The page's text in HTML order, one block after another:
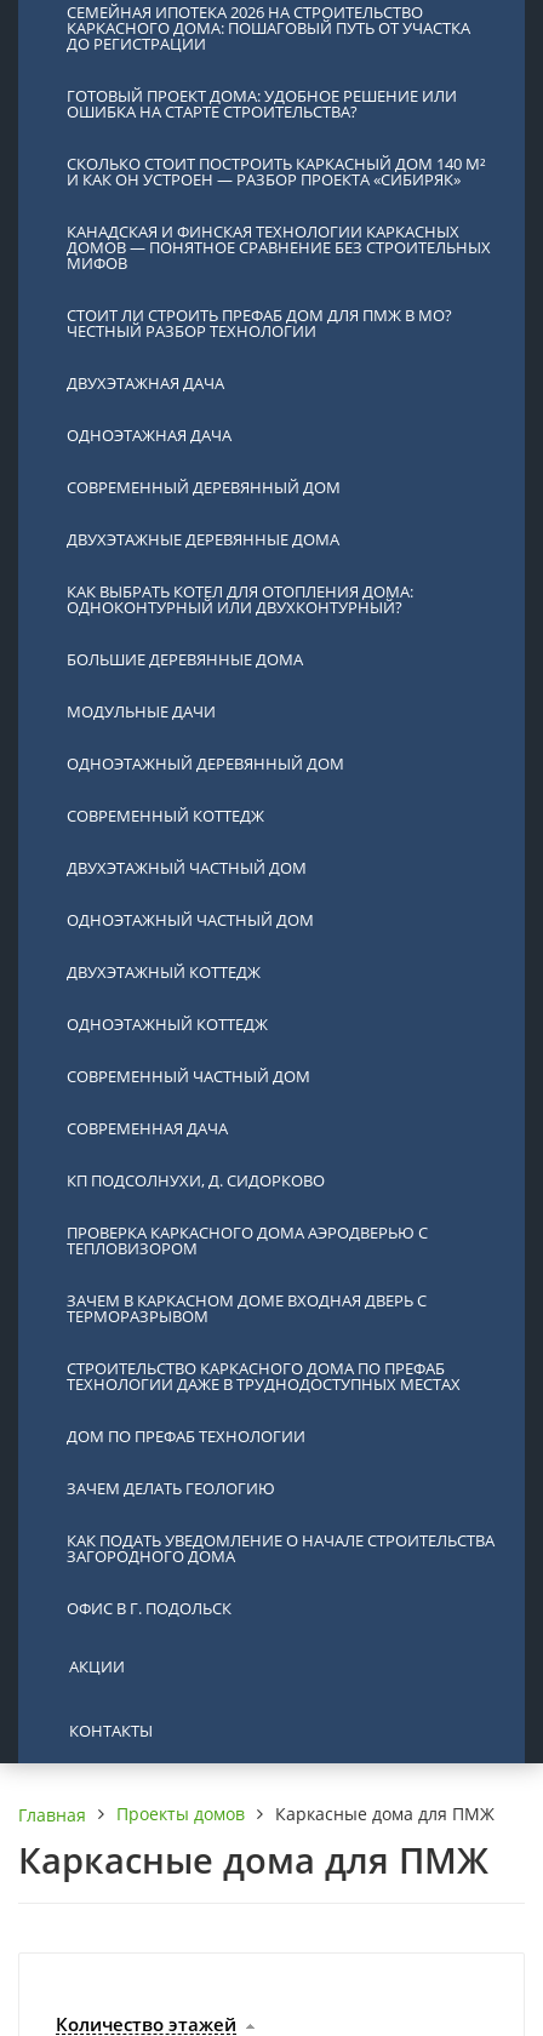
СЕМЕЙНАЯ ИПОТЕКА 2026 НА СТРОИТЕЛЬСТВО
КАРКАСНОГО ДОМА: ПОШАГОВЫЙ ПУТЬ ОТ УЧАСТКА
ДО РЕГИСТРАЦИИ
ГОТОВЫЙ ПРОЕКТ ДОМА: УДОБНОЕ РЕШЕНИЕ ИЛИ
ОШИБКА НА СТАРТЕ СТРОИТЕЛЬСТВА?
СКОЛЬКО СТОИТ ПОСТРОИТЬ КАРКАСНЫЙ ДОМ 140 М²
И КАК ОН УСТРОЕН — РАЗБОР ПРОЕКТА «СИБИРЯК»
КАНАДСКАЯ И ФИНСКАЯ ТЕХНОЛОГИИ КАРКАСНЫХ
ДОМОВ — ПОНЯТНОЕ СРАВНЕНИЕ БЕЗ СТРОИТЕЛЬНЫХ
МИФОВ
СТОИТ ЛИ СТРОИТЬ ПРЕФАБ ДОМ ДЛЯ ПМЖ В МО?
ЧЕСТНЫЙ РАЗБОР ТЕХНОЛОГИИ
ДВУХЭТАЖНАЯ ДАЧА
ОДНОЭТАЖНАЯ ДАЧА
СОВРЕМЕННЫЙ ДЕРЕВЯННЫЙ ДОМ
ДВУХЭТАЖНЫЕ ДЕРЕВЯННЫЕ ДОМА
КАК ВЫБРАТЬ КОТЕЛ ДЛЯ ОТОПЛЕНИЯ ДОМА:
ОДНОКОНТУРНЫЙ ИЛИ ДВУХКОНТУРНЫЙ?
БОЛЬШИЕ ДЕРЕВЯННЫЕ ДОМА
МОДУЛЬНЫЕ ДАЧИ
ОДНОЭТАЖНЫЙ ДЕРЕВЯННЫЙ ДОМ
СОВРЕМЕННЫЙ КОТТЕДЖ
ДВУХЭТАЖНЫЙ ЧАСТНЫЙ ДОМ
ОДНОЭТАЖНЫЙ ЧАСТНЫЙ ДОМ
ДВУХЭТАЖНЫЙ КОТТЕДЖ
ОДНОЭТАЖНЫЙ КОТТЕДЖ
СОВРЕМЕННЫЙ ЧАСТНЫЙ ДОМ
СОВРЕМЕННАЯ ДАЧА
КП ПОДСОЛНУХИ, Д. СИДОРКОВО
ПРОВЕРКА КАРКАСНОГО ДОМА АЭРОДВЕРЬЮ С
ТЕПЛОВИЗОРОМ
ЗАЧЕМ В КАРКАСНОМ ДОМЕ ВХОДНАЯ ДВЕРЬ С
ТЕРМОРАЗРЫВОМ
СТРОИТЕЛЬСТВО КАРКАСНОГО ДОМА ПО ПРЕФАБ
ТЕХНОЛОГИИ ДАЖЕ В ТРУДНОДОСТУПНЫХ МЕСТАХ
ДОМ ПО ПРЕФАБ ТЕХНОЛОГИИ
ЗАЧЕМ ДЕЛАТЬ ГЕОЛОГИЮ
КАК ПОДАТЬ УВЕДОМЛЕНИЕ О НАЧАЛЕ СТРОИТЕЛЬСТВА
ЗАГОРОДНОГО ДОМА
ОФИС В Г. ПОДОЛЬСК
АКЦИИ
КОНТАКТЫ
Главная Проекты домов Каркасные дома для ПМЖ
Каркасные дома для ПМЖ
Количество этажей